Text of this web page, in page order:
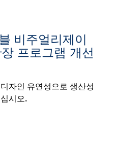
할 수 있습니다. 이 기능
중하고 간소화하여 분석
.
장
비주얼리제이
프로그램 개선
자인 유연성으로 생산성
시오.